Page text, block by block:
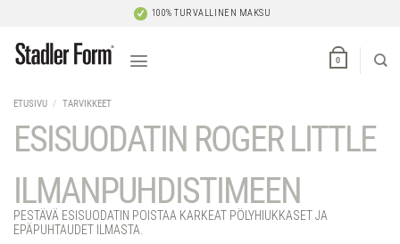
content
100% TURVALLINEN MAKSU
0
ETUSIVU / TARVIKKEET
ESISUODATIN ROGER LITTLE
ILMANPUHDISTIMEEN
PESTÄVÄ ESISUODATIN POISTAA KARKEAT PÖLYHIUKKASET JA
EPÄPUHTAUDET ILMASTA.